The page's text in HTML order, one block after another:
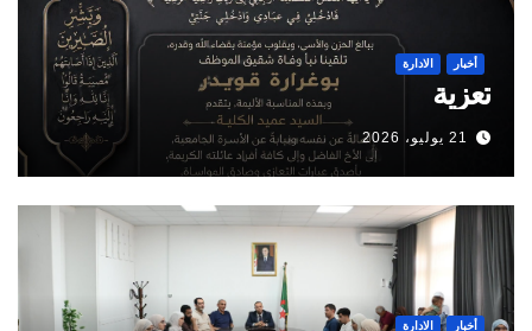
أخبار الادارة
تعزية
21 يوليو، 2026
أخبار الادارة